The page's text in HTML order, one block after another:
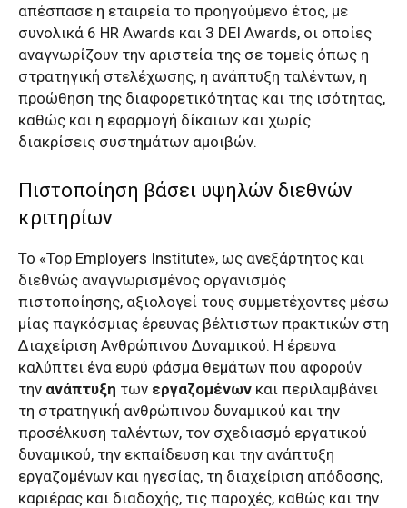
απέσπασε η εταιρεία το προηγούμενο έτος, με
συνολικά 6 HR Awards και 3 DEI Awards, οι οποίες
αναγνωρίζουν την αριστεία της σε τομείς όπως η
στρατηγική στελέχωσης, η ανάπτυξη ταλέντων, η
προώθηση της διαφορετικότητας και της ισότητας,
καθώς και η εφαρμογή δίκαιων και χωρίς
διακρίσεις συστημάτων αμοιβών.
Πιστοποίηση βάσει υψηλών διεθνών
κριτηρίων
Το «Top Employers Institute», ως ανεξάρτητος και
διεθνώς αναγνωρισμένος οργανισμός
πιστοποίησης, αξιολογεί τους συμμετέχοντες μέσω
μίας παγκόσμιας έρευνας βέλτιστων πρακτικών στη
Διαχείριση Ανθρώπινου Δυναμικού. Η έρευνα
καλύπτει ένα ευρύ φάσμα θεμάτων που αφορούν
την ανάπτυξη των εργαζομένων και περιλαμβάνει
τη στρατηγική ανθρώπινου δυναμικού και την
προσέλκυση ταλέντων, τον σχεδιασμό εργατικού
δυναμικού, την εκπαίδευση και την ανάπτυξη
εργαζομένων και ηγεσίας, τη διαχείριση απόδοσης,
καριέρας και διαδοχής, τις παροχές, καθώς και την